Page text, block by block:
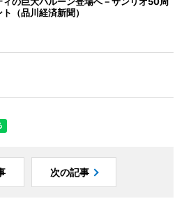
（品川経済新聞）
次の記事